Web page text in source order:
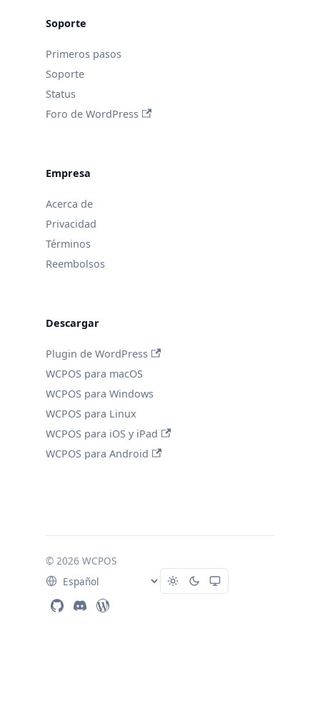
Soporte
Primeros pasos
Soporte
Status
Foro de WordPress
Empresa
Acerca de
Privacidad
Términos
Reembolsos
Descargar
Plugin de WordPress
WCPOS para macOS
WCPOS para Windows
WCPOS para Linux
WCPOS para iOS y iPad
WCPOS para Android
© 2026 WCPOS